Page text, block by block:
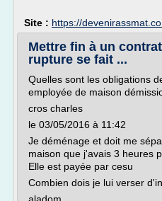
Site : https://
Mettre fin à un
rupture se fait ...
Quelles sont les obligations
employée de maison
cros charles
le 03/05/2016 à 11:42
Je déménage et doit me
maison que j'avais 3 heures
Elle est payée par cesu
Combien dois je lui verser